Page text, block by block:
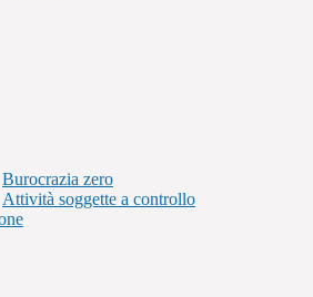
Burocrazia zero
Attività soggette a controllo